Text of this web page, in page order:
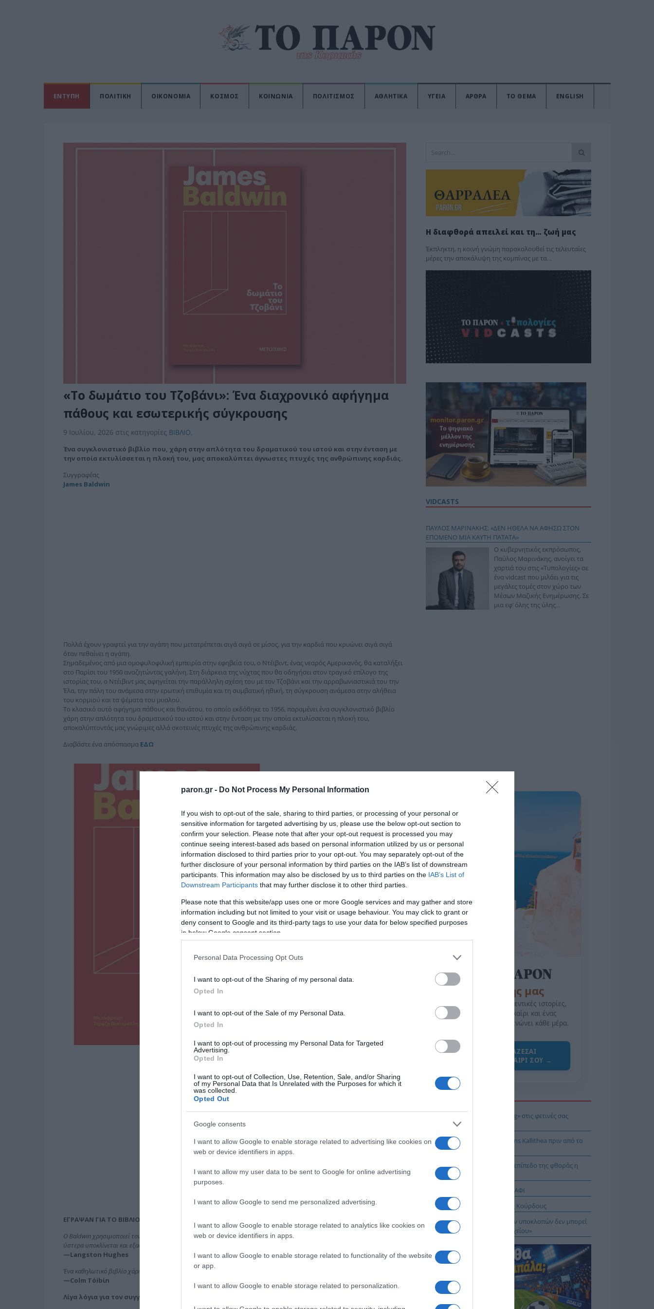
paron.gr - Do Not Process My Personal Information
If you wish to opt-out of the sale, sharing to third parties, or processing of your personal or
sensitive information for targeted advertising by us, please use the below opt-out section to
confirm your selection. Please note that after your opt-out request is processed you may
continue seeing interest-based ads based on personal information utilized by us or personal
information disclosed to third parties prior to your opt-out. You may separately opt-out of the
further disclosure of your personal information by third parties on the IAB’s list of downstream
participants. This information may also be disclosed by us to third parties on the IAB’s List of
Downstream Participants that may further disclose it to other third parties.
Please note that this website/app uses one or more Google services and may gather and store
information including but not limited to your visit or usage behaviour. You may click to grant or
deny consent to Google and its third-party tags to use your data for below specified purposes
in below Google consent section.
Personal Data Processing Opt Outs
I want to opt-out of the Sharing of my personal data.
Opted In
I want to opt-out of the Sale of my Personal Data.
Opted In
I want to opt-out of processing my Personal Data for Targeted
Advertising.
Opted In
I want to opt-out of Collection, Use, Retention, Sale, and/or Sharing
of my Personal Data that Is Unrelated with the Purposes for which it
was collected.
Opted Out
Google consents
I want to allow Google to enable storage related to advertising like cookies on
web or device identifiers in apps.
I want to allow my user data to be sent to Google for online advertising
purposes.
I want to allow Google to send me personalized advertising.
I want to allow Google to enable storage related to analytics like cookies on
web or device identifiers in apps.
I want to allow Google to enable storage related to functionality of the website
or app.
I want to allow Google to enable storage related to personalization.
ΕΝΤΥΠΗ ΠΟΛΙΤΙΚΗ ΟΙΚΟΝΟΜΙΑ ΚΟΣΜΟΣ ΚΟΙΝΩΝΙΑ ΠΟΛΙΤΙΣΜΟΣ ΑΘΛΗΤΙΚΑ ΥΓΕΙΑ ΑΡΘΡΑ ΤΟ ΘΕΜΑ ENGLISH
«Το δωμάτιο του Τζοβάνι»: Ένα διαχρονικό αφήγημα
πάθους και εσωτερικής σύγκρουσης
9 Ιουλίου, 2026 στις κατηγορίες BIBΛIO,
Ένα συγκλονιστικό βιβλίο που, χάρη στην απλότητα του δραματικού του ιστού και στην ένταση με
την οποία εκτυλίσσεται η πλοκή του, μας αποκαλύπτει άγνωστες πτυχές της ανθρώπινης καρδιάς.
Συγγραφέας
James Baldwin
Πολλά έχουν γραφτεί για την αγάπη που μετατρέπεται σιγά σιγά σε μίσος, για την καρδιά που κρυώνει σιγά σιγά
όταν πεθαίνει η αγάπη.
Σηµαδεµένος από µια οµοφυλοφιλική εµπειρία στην εφηβεία του, ο Ντέιβιντ, ένας νεαρός Αµερικανός, θα καταλήξει
στο Παρίσι του 1950 αναζητώντας γαλήνη. Στη διάρκεια της νύχτας που θα οδηγήσει στον τραγικό επίλογο της
ιστορίας του, ο Ντέιβιντ µας αφηγείται την παράλληλη σχέση του µε τον Τζοβάνι και την αρραβωνιαστικιά του την
Έλα, την πάλη του ανάµεσα στην ερωτική επιθυμία και τη συμβατική ηθική, τη σύγκρουση ανάµεσα στην αλήθεια
του κορµιού και τα ψέµατα του µυαλού.
Το κλασικό αυτό αφήγηµα πάθους και θανάτου, το οποίο εκδόθηκε το 1956, παραµένει ένα συγκλονιστικό βιβλίο
χάρη στην απλότητα του δραµατικού του ιστού και στην ένταση µε την οποία εκτυλίσσεται η πλοκή του,
αποκαλύπτοντάς µας γνώριμες αλλά σκοτεινές πτυχές της ανθρώπινης καρδιάς.
Διαβάστε ένα απόσπασμα ΕΔΩ
ΕΓΡΑΨΑΝ ΓΙΑ ΤΟ ΒΙΒΛΙΟ
Ο Baldwin χρησιμοποιεί τον λόγο όπως η θάλασσα τα κύματα: κυλά και χτυπά, προχωρά και υπαναχωρεί, υψώνεται κι
ύστερα υποκλίνεται και εξαφανίζεται… η σκέψη γίνεται ποίηση και η ποίηση διαφωτίζει τη σκέψη.
—Langston Hughes
Ένα καθηλωτικό βιβλίο χάρη στη λιτότητα της κεντρικής σύγκρουσης αλλά και στο παθιασμένο όραμά του συγγραφέα του.
—Colm Tόibίn
Λίγα λόγια για τον συγγραφέα
Η διαφθορά απειλεί και τη… ζωή μας
Έκπληκτη, η κοινή γνώμη παρακολουθεί τις τελευταίες
μέρες την αποκάλυψη της κο­μπίνας με τα…
VIDCASTS
ΠΑΥΛΟΣ ΜΑΡΙΝΑΚΗΣ: «ΔΕΝ ΗΘΕΛΑ ΝΑ ΑΦΗΣΩ ΣΤΟΝ
ΕΠΟΜΕΝΟ ΜΙΑ ΚΑΥΤΗ ΠΑΤΑΤΑ»
Ο κυβερνητικός εκπρόσωπος,
Παύλος Μαρινάκης, ανοίγει τα
χαρτιά του στις «Τυπολογίες» σε
ένα vidcast που μιλάει για τις
μεγάλες τομές στον χώρο των
Μέσων Μαζικής Ενημέρωσης. Σε
μια εφ’ όλης της ύλης
της Ζωής μας
Οι άνθρωποι, οι αυθεντικές ιστορίες,
το ελληνικό καλοκαίρι και ένας
πολιτισμός που μας ενώνει κάθε μέρα.
ΌΣΑ ΧΡΕΙΆΖΕΣΑΙ
ΓΙΑ ΤΟ ΚΑΛΟΚΑΊΡΙ ΣΟΥ →
Πώς να κάνετε «smart spending» στις φετινές σας
διακοπές
ΑΕΚ: Πρόβα τζενεράλε με Athens Kallithea πριν από το
Super Cup
Β. Ταλαμάγκας: Στο κεκλιμένο επίπεδο της φθοράς η
κυβέρνηση Μητσοτάκη
ΜΕΤΑΓΡΑΦΕΣ ΑΠΟ ΤΟ ΠΑΝΩ ΡΑΦΙ
Το σχέδιο του Ισραήλ για τους Κούρδους
Ε. Λιακούλη: «Το σκάνδαλο των υποκλοπών δεν μπορεί
να μείνει στο σκοτάδι ενός αρχείου»